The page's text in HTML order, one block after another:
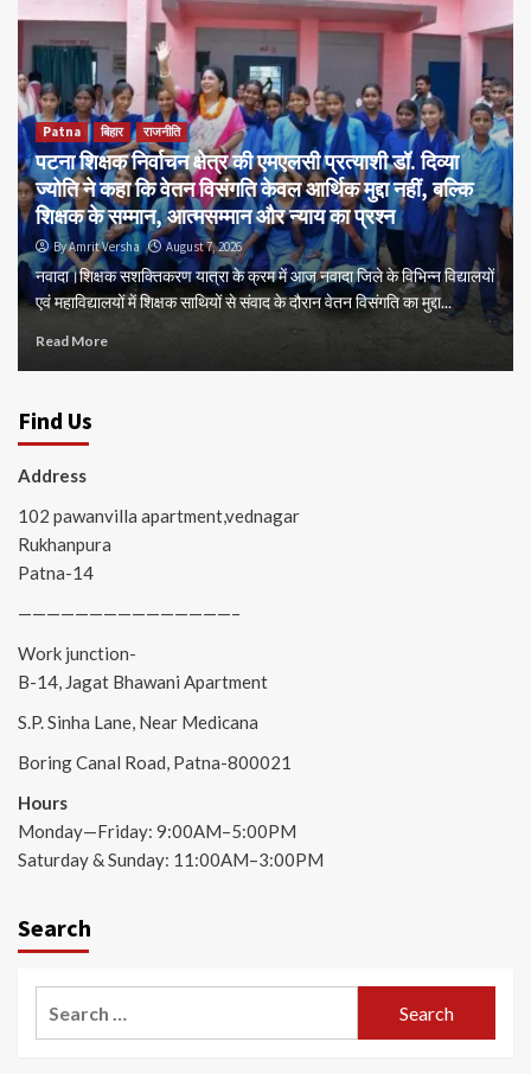
Patna बिहार राजनीति
पटना शिक्षक निर्वाचन क्षेत्र की एमएलसी प्रत्याशी डॉ. दिव्या
ज्योति ने कहा कि वेतन विसंगति केवल आर्थिक मुद्दा नहीं, बल्कि
शिक्षक के सम्मान, आत्मसम्मान और न्याय का प्रश्न
By Amrit Versha August 7, 2026
नवादा।शिक्षक सशक्तिकरण यात्रा के क्रम में आज नवादा जिले के विभिन्न विद्यालयों
एवं महाविद्यालयों में शिक्षक साथियों से संवाद के दौरान वेतन विसंगति का मुद्दा...
Read More
Find Us
Address
102 pawanvilla apartment,vednagar
Rukhanpura
Patna-14
———————————————–
Work junction-
B-14, Jagat Bhawani Apartment
S.P. Sinha Lane, Near Medicana
Boring Canal Road, Patna-800021
Hours
Monday—Friday: 9:00AM–5:00PM
Saturday & Sunday: 11:00AM–3:00PM
Search